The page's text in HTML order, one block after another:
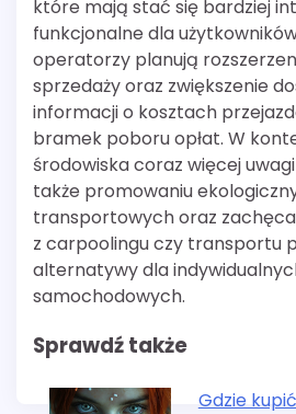
które mają stać się bardziej
funkcjonalne dla
operatorzy planują
sprzedaży oraz zwiększenie
informacji o kosztach
bramek poboru opłat. W
środowiska coraz więcej
także promowaniu
transportowych oraz
z carpoolingu czy transportu
alternatywy dla
samochodowych.
Sprawdź także
Gdzie